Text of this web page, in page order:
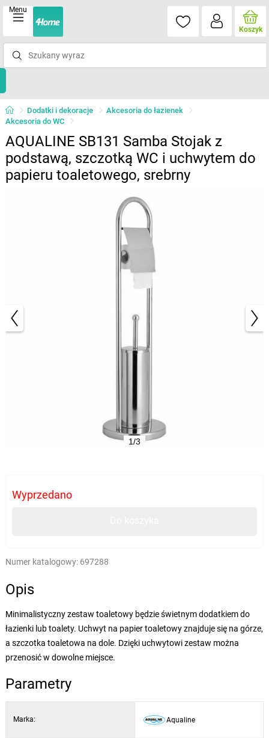
Menu
Koszyk
Dodatki i dekoracje
Akcesoria do łazienek
Akcesoria do WC
AQUALINE SB131 Samba Stojak z
podstawą, szczotką WC i uchwytem do
papieru toaletowego, srebrny
1/3
Wyprzedano
Numer katalogowy: 697288
Opis
Minimalistyczny zestaw toaletowy będzie świetnym dodatkiem do
łazienki lub toalety. Uchwyt na papier toaletowy znajduje się na górze,
a szczotka toaletowa na dole. Dzięki uchwytowi zestaw można
przenosić w dowolne miejsce.
Parametry
Marka: Aqualine